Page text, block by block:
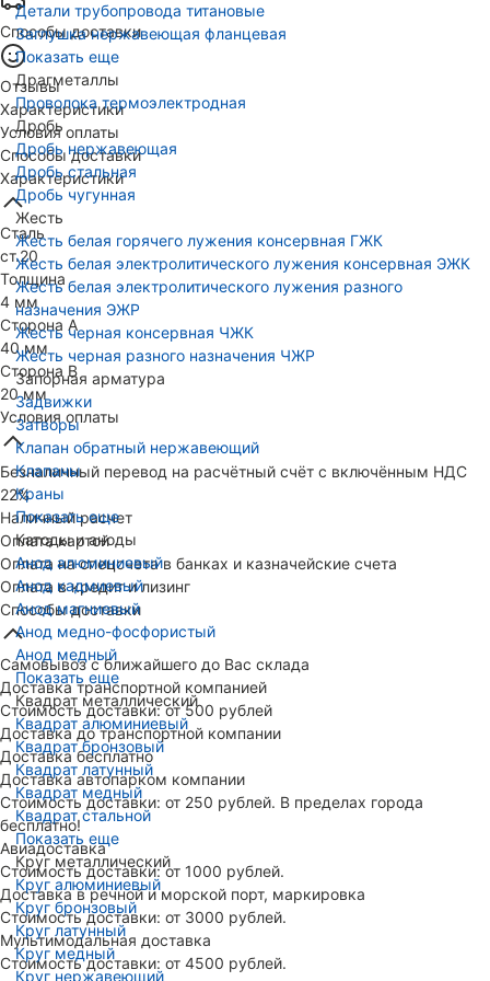
Детали трубопровода титановые
Заглушка нержавеющая фланцевая
Показать еще
Драгметаллы
Проволока термоэлектродная
Дробь
Дробь нержавеющая
Дробь стальная
Дробь чугунная
Жесть
Жесть белая горячего лужения консервная ГЖК
Жесть белая электролитического лужения консервная ЭЖК
Жесть белая электролитического лужения разного
назначения ЭЖР
Жесть черная консервная ЧЖК
Жесть черная разного назначения ЧЖР
Запорная арматура
Задвижки
Затворы
Клапан обратный нержавеющий
Клапаны
Краны
Показать еще
Катоды и аноды
Анод алюминиевый
Анод кадмиевый
Анод магниевый
Анод медно-фосфористый
Анод медный
Показать еще
Квадрат металлический
Квадрат алюминиевый
Квадрат бронзовый
Квадрат латунный
Квадрат медный
Квадрат стальной
Показать еще
Круг металлический
Круг алюминиевый
Круг бронзовый
Круг латунный
Круг медный
Круг нержавеющий
Способы доставки
Отзывы
Характеристики
Условия оплаты
Способы доставки
Характеристики
Сталь
ст.20
Толщина
4 мм
Сторона А
40 мм
Сторона В
20 мм
Условия оплаты
Безналичный перевод на расчётный счёт с включённым НДС
22%
Наличный расчет
Оплата картой
Оплата на спецсчета в банках и казначейские счета
Оплата в кредит и лизинг
Способы доставки
Самовывоз с ближайшего до Вас склада
Доставка транспортной компанией
Стоимость доставки: от 500 рублей
Доставка до транспортной компании
Доставка бесплатно
Доставка автопарком компании
Стоимость доставки: от 250 рублей. В пределах города
бесплатно!
Авиадоставка
Стоимость доставки: от 1000 рублей.
Доставка в речной и морской порт, маркировка
Стоимость доставки: от 3000 рублей.
Мультимодальная доставка
Стоимость доставки: от 4500 рублей.